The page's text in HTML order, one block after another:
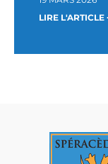
LIRE L'ARTICLE